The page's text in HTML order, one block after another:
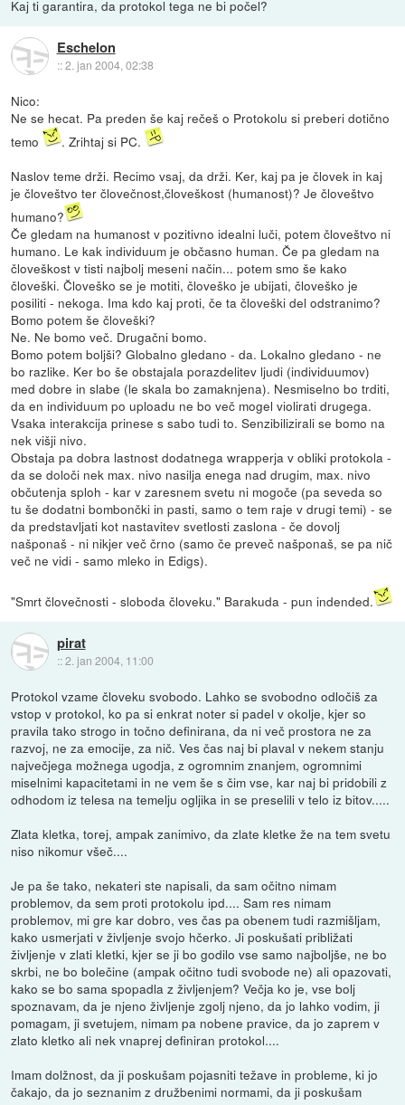
Kaj ti garantira, da protokol tega ne bi počel?
Eschelon
::2. jan 2004, 02:38
Nico:
Ne se hecat. Pa preden še kaj rečeš o Protokolu si preberi dotično
temo
. Zrihtaj si PC.
Naslov teme drži. Recimo vsaj, da drži. Ker, kaj pa je človek in kaj
je človeštvo ter človečnost,človeškost (humanost)? Je človeštvo
humano?
Če gledam na humanost v pozitivno idealni luči, potem človeštvo ni
humano. Le kak individuum je občasno human. Če pa gledam na
človeškost v tisti najbolj meseni način... potem smo še kako
človeški. Človeško se je motiti, človeško je ubijati, človeško je
posiliti - nekoga. Ima kdo kaj proti, če ta človeški del odstranimo?
Bomo potem še človeški?
Ne. Ne bomo več. Drugačni bomo.
Bomo potem boljši? Globalno gledano - da. Lokalno gledano - ne
bo razlike. Ker bo še obstajala porazdelitev ljudi (individuumov)
med dobre in slabe (le skala bo zamaknjena). Nesmiselno bo trditi,
da en individuum po uploadu ne bo več mogel violirati drugega.
Vsaka interakcija prinese s sabo tudi to. Senzibilizirali se bomo na
nek višji nivo.
Obstaja pa dobra lastnost dodatnega wrapperja v obliki protokola -
da se določi nek max. nivo nasilja enega nad drugim, max. nivo
občutenja sploh - kar v zaresnem svetu ni mogoče (pa seveda so
tu še dodatni bombončki in pasti, samo o tem raje v drugi temi) - se
da predstavljati kot nastavitev svetlosti zaslona - če dovolj
našponaš - ni nikjer več črno (samo če preveč našponaš, se pa nič
več ne vidi - samo mleko in Edigs).
"Smrt človečnosti - sloboda človeku." Barakuda - pun indended.
pirat
::2. jan 2004, 11:00
Protokol vzame človeku svobodo. Lahko se svobodno odločiš za
vstop v protokol, ko pa si enkrat noter si padel v okolje, kjer so
pravila tako strogo in točno definirana, da ni več prostora ne za
razvoj, ne za emocije, za nič. Ves čas naj bi plaval v nekem stanju
največjega možnega ugodja, z ogromnim znanjem, ogromnimi
miselnimi kapacitetami in ne vem še s čim vse, kar naj bi pridobili z
odhodom iz telesa na temelju ogljika in se preselili v telo iz bitov.....
Zlata kletka, torej, ampak zanimivo, da zlate kletke že na tem svetu
niso nikomur všeč....
Je pa še tako, nekateri ste napisali, da sam očitno nimam
problemov, da sem proti protokolu ipd.... Sam res nimam
problemov, mi gre kar dobro, ves čas pa obenem tudi razmišljam,
kako usmerjati v življenje svojo hčerko. Ji poskušati približati
življenje v zlati kletki, kjer se ji bo godilo vse samo najboljše, ne bo
skrbi, ne bo bolečine (ampak očitno tudi svobode ne) ali opazovati,
kako se bo sama spopadla z življenjem? Večja ko je, vse bolj
spoznavam, da je njeno življenje zgolj njeno, da jo lahko vodim, ji
pomagam, ji svetujem, nimam pa nobene pravice, da jo zaprem v
zlato kletko ali nek vnaprej definiran protokol....
Imam dolžnost, da ji poskušam pojasniti težave in probleme, ki jo
čakajo, da jo seznanim z družbenimi normami, da ji poskušam